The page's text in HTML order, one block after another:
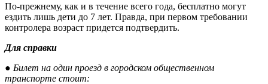
По-прежнему, как и в течение всего года, бесплатно могут
ездить лишь дети до 7 лет. Правда, при первом требовании
контролера возраст придется подтвердить.
Для справки
● Билет на один проезд в городском общественном
транспорте стоит: